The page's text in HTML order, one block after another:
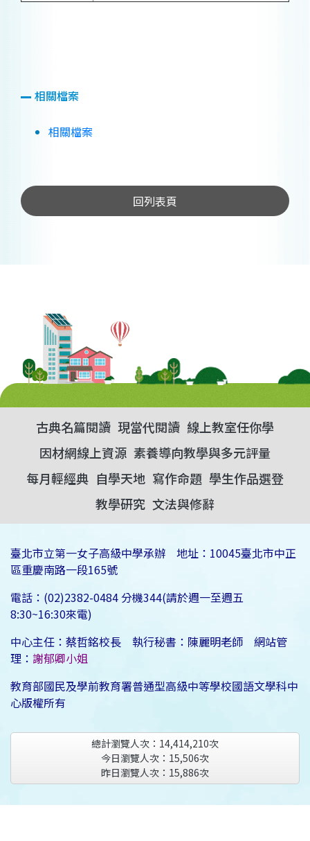
相關檔案
相關檔案
回列表頁
古典名篇閱讀 現當代閱讀 線上教室任你學
因材網線上資源 素養導向教學與多元評量
每月輕經典 自學天地 寫作命題 學生作品選登
教學研究 文法與修辭
臺北市立第一女子高級中學承辦 地址：10045臺北市中正
區重慶南路一段165號
電話：(02)2382-0484 分機344(請於週一至週五
8:30~16:30來電)
中心主任：蔡哲銘校長 執行秘書：陳麗明老師 網站管
理： 謝郁卿小姐
教育部國民及學前教育署普通型高級中等學校國語文學科中
心版權所有
總計瀏覽人次： 14,414,210次
今日瀏覽人次： 15,506次
昨日瀏覽人次： 15,886次